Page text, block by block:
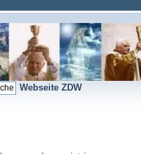
Webseite ZDW